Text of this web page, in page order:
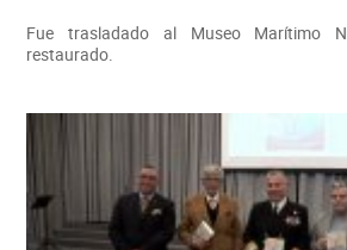
Fue trasladado al Museo Marítimo
restaurado.